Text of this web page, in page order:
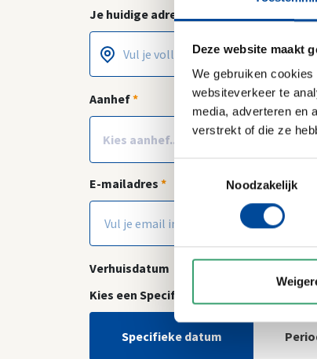
Deze website maakt
We gebruiken
websiteverkeer te
media, adverteren en
verstrekt of die ze
Toestemmingsselectie
Noodzakelijk
Je huidige adres
Postcode*
Huisnummer
Aanhef*
E-mailadres *
Verhuisdatum
Kies een Specifieke datum of een
Specifieke datum